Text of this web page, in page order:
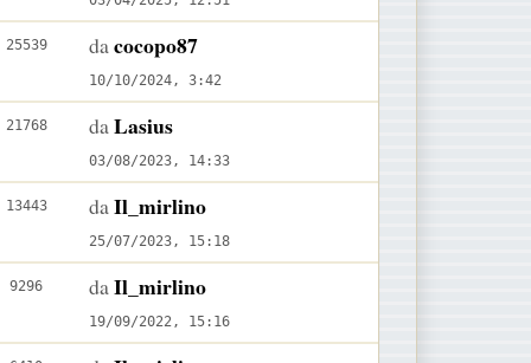
s
s
a
g
g
i
o
e
m
o
m
e
s
s
a
g
g
i
o
s
e
t
i
m
o
m
e
s
s
a
g
g
25539V
s
e
U
l
t
i
m
o
m
e
s
s
dacocopo87
10/10/2024, 3:42
21768V
s
U
l
t
i
m
o
m
e
daLasius
03/08/2023, 14:33
13443V
s
U
l
t
i
m
daIl_mirlino
25/07/2023, 15:18
9296V
s
U
l
t
daIl_mirlino
19/09/2022, 15:16